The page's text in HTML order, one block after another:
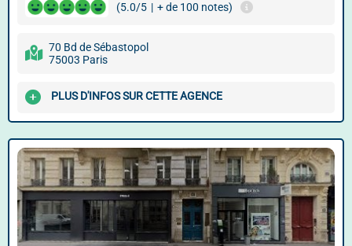
(5.0/5 | + de 100 notes)
70 Bd de Sébastopol
75003 Paris
PLUS D'INFOS SUR CETTE AGENCE